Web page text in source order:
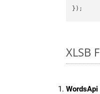
XLSB